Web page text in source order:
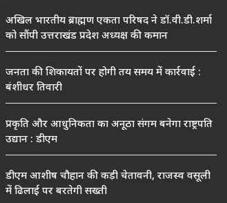
अखिल भारतीय ब्राह्मण एकता परिषद ने डॉ.वी.डी.शर्मा
को सौंपी उत्तराखंड प्रदेश अध्यक्ष की कमान
जनता की शिकायतों पर होगी तय समय में कार्रवाई :
बंशीधर तिवारी
प्रकृति और आधुनिकता का अनूठा संगम बनेगा राष्ट्रपति
उद्यान : डीएम
डीएम आशीष चौहान की कड़ी चेतावनी, राजस्व वसूली
में ढिलाई पर बरतेगी सख्ती